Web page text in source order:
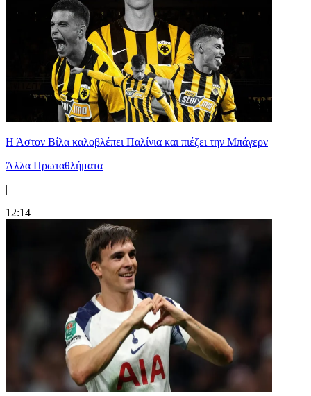
Η Άστον Βίλα καλοβλέπει Παλίνια και πιέζει την Μπάγερν
Άλλα Πρωταθλήματα
|
12:14